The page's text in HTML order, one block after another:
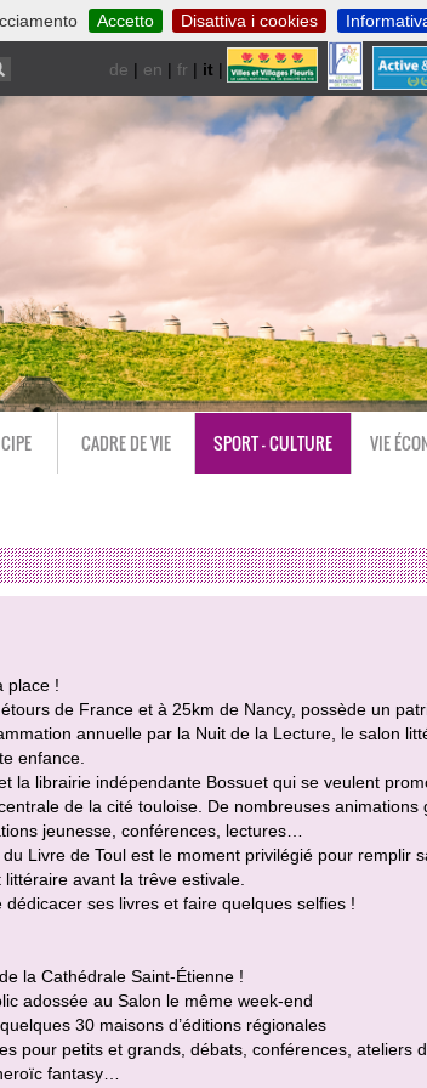
Accetto Disattiva i cookies
de | en | fr | it |nl
CADRE DE VIE SPORT - CULTURE VIE
place !
de France et à 25km de Nancy, possède un
annuelle par la Nuit de la Lecture, le salon
enfance.
la librairie indépendante Bossuet qui se veulent
de la cité touloise. De nombreuses animations
jeunesse, conférences, lectures…
Livre de Toul est le moment privilégié pour remplir
avant la trêve estivale.
ses livres et faire quelques selfies !
la Cathédrale Saint-Étienne !
adossée au Salon le même week-end
30 maisons d’éditions régionales
pour petits et grands, débats, conférences, ateliers
fantasy…